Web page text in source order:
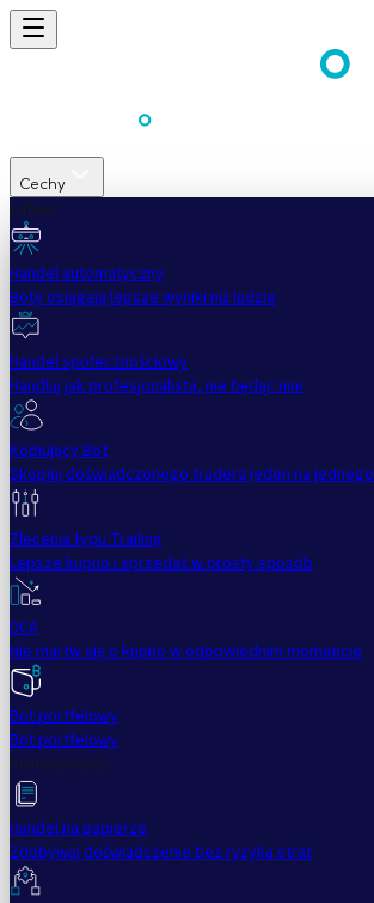
Cechy
Łatwe
Handel automatyczny
Boty osiągają lepsze wyniki niż ludzie
Handel społecznościowy
Handluj jak profesjonalista, nie będąc nim
Kopiujący Bot
Skopiuj doświadczonego tradera jeden na jednego
Zlecenia typu Trailing
Lepsze kupno i sprzedaż w prosty sposób
DCA
Nie martw się o kupno w odpowiednim momencie
Bot portfelowy
Bot portfelowy
Profesjonalny
Handel na papierze
Zdobywaj doświadczenie bez ryzyka strat